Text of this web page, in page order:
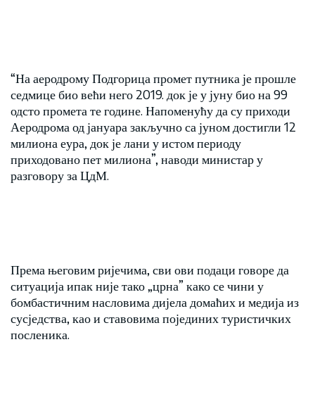
“На аеродрому Подгорица промет путника је прошле
седмице био већи него 2019. док је у јуну био на 99
одсто промета те године. Напоменућу да су приходи
Аеродрома од јануара закључно са јуном достигли 12
милиона еура, док је лани у истом периоду
приходовано пет милиона”, наводи министар у
разговору за ЦдМ.
Према његовим ријечима, сви ови подаци говоре да
ситуација ипак није тако „црна” како се чини у
бомбастичним насловима дијела домаћих и медија из
сусједства, као и ставовима појединих туристичких
посленика.